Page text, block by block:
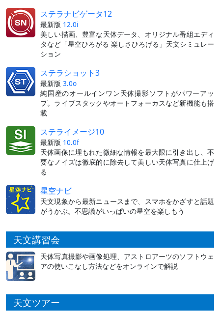
ステラナビゲータ12
最新版 12.0i
美しい描画、豊富な天体データ、オリジナル番組エディ
タなど「星空ひろがる 楽しさひろげる」天文シミュレー
ション
ステラショット3
最新版 3.0o
純国産のオールインワン天体撮影ソフトがパワーアッ
プ。ライブスタックやオートフォーカスなど新機能も搭
載
ステライメージ10
最新版 10.0f
天体画像に埋もれた微細な情報を最大限に引き出し、不
要なノイズは徹底的に除去して美しい天体写真に仕上げ
る
星空ナビ
天文現象から最新ニュースまで、スマホをかざすと話題
がうかぶ。不思議がいっぱいの星空を楽しもう
天文講習会
天体写真撮影や画像処理、アストロアーツのソフトウェ
アの使いこなし方法などをオンラインで解説
天文ツアー